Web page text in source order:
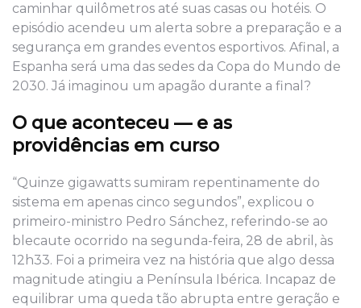
caminhar quilômetros até suas casas ou hotéis. O
episódio acendeu um alerta sobre a preparação e a
segurança em grandes eventos esportivos. Afinal, a
Espanha será uma das sedes da Copa do Mundo de
2030. Já imaginou um apagão durante a final?
O que aconteceu — e as
providências em curso
“Quinze gigawatts sumiram repentinamente do
sistema em apenas cinco segundos”, explicou o
primeiro-ministro Pedro Sánchez, referindo-se ao
blecaute ocorrido na segunda-feira, 28 de abril, às
12h33. Foi a primeira vez na história que algo dessa
magnitude atingiu a Península Ibérica. Incapaz de
equilibrar uma queda tão abrupta entre geração e